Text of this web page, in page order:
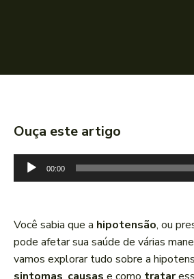
Ouça este artigo
o
d
o
r
00:00
Você sabia que a hipotensão, ou
pode afetar sua saúde de várias
vamos explorar tudo sobre a